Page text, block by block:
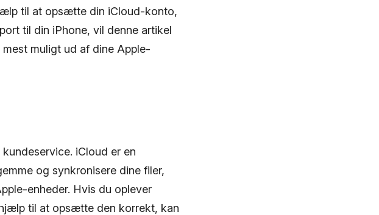
til at opsætte din iCloud-konto,
til din iPhone, vil denne artikel
muligt ud af dine Apple-
iCloud er en
og synkronisere dine filer,
enheder. Hvis du oplever
til at opsætte den korrekt, kan